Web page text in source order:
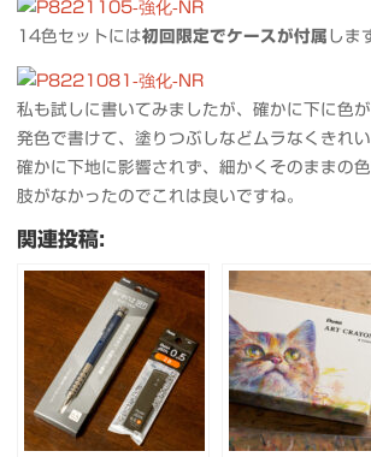
14色セットには初回限定でケースが付属 しま
私も試しに書いてみましたが、確かに下に色
発色で書けて、塗りつぶしなどムラなくきれ
確かに下地に影響されず、細かくそのままの
肢がなかったのでこれは良いですね。
関連投稿: